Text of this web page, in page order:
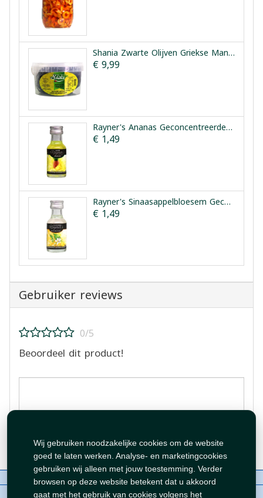
Wij gebruiken noodzakelijke cookies om de website
goed te laten werken. Analyse- en marketingcookies
gebruiken wij alleen met jouw toestemming. Verder
browsen op deze website betekent dat u akkoord
gaat met het gebruik van cookies volgens het
Shania Zwarte Olijven Griekse Manier 1.5kg
€ 9,99
Rayner's Ananas Geconcentreerde Smaakessentie 25ml
€ 1,49
Rayner's Sinaasappelbloesem Geconcentreerde Smaakessentie 28ml
€ 1,49
Gebruiker reviews
0/5
Beoordeel dit product!
Beoordeling plaatsen
Over ons Beleid
WhatsAppen
auteursrechten©Tawfeer 2018-2026